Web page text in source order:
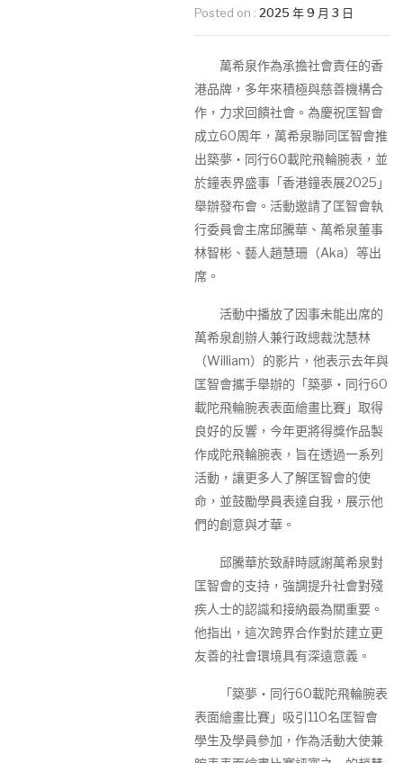
Posted on : 2025 年 9 月 3 日
萬希泉作為承擔社會責任的香
港品牌，多年來積極與慈善機構合
作，力求回饋社會。為慶祝匡智會
成立60周年，萬希泉聯同匡智會推
出築夢‧同行60載陀飛輪腕表，並
於鐘表界盛事「香港鐘表展2025」
舉辦發布會。活動邀請了匡智會執
行委員會主席邱騰華、萬希泉董事
林智彬、藝人趙慧珊（Aka）等出
席。
活動中播放了因事未能出席的
萬希泉創辦人兼行政總裁沈慧林
（William）的影片，他表示去年與
匡智會攜手舉辦的「築夢‧同行60
載陀飛輪腕表表面繪畫比賽」取得
良好的反響，今年更將得獎作品製
作成陀飛輪腕表，旨在透過一系列
活動，讓更多人了解匡智會的使
命，並鼓勵學員表達自我，展示他
們的創意與才華。
邱騰華於致辭時感謝萬希泉對
匡智會的支持，強調提升社會對殘
疾人士的認識和接納最為關重要。
他指出，這次跨界合作對於建立更
友善的社會環境具有深遠意義。
「築夢‧同行60載陀飛輪腕表
表面繪畫比賽」吸引110名匡智會
學生及學員參加，作為活動大使兼